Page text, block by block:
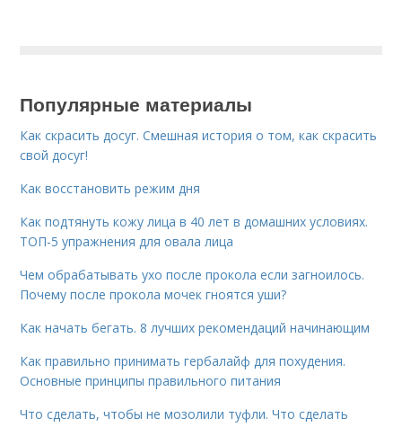
Популярные материалы
Как скрасить досуг. Смешная история о том, как скрасить
свой досуг!
Как восстановить режим дня
Как подтянуть кожу лица в 40 лет в домашних условиях.
ТОП-5 упражнения для овала лица
Чем обрабатывать ухо после прокола если загноилось.
Почему после прокола мочек гноятся уши?
Как начать бегать. 8 лучших рекомендаций начинающим
Как правильно принимать гербалайф для похудения.
Основные принципы правильного питания
Что сделать, чтобы не мозолили туфли. Что сделать